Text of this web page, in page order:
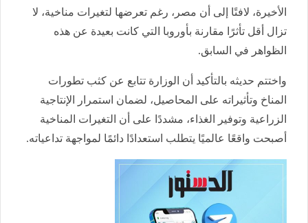
الأخيرة، لافتًا إلى أن مصر، رغم تعرضها لتغيرات مناخية، لا
تزال أقل تأثرًا مقارنة بأوروبا التي كانت بعيدة عن هذه
الظواهر في السابق.
واختتم حديثه بالتأكيد أن الوزارة تتابع عن كثب تطورات
المناخ وتأثيراته على المحاصيل، لضمان استمرار الإنتاجية
الزراعية وتوفير الغذاء، مشددًا على أن التغيرات المناخية
أصبحت واقعًا عالميًا يتطلب استعدادًا دائمًا لمواجهة تداعياته.